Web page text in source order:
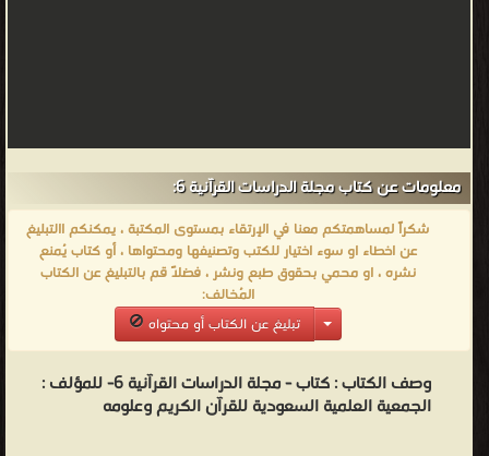
معلومات عن كتاب مجلة الدراسات القرآنية 6:
شكراً لمساهمتكم معنا في الإرتقاء بمستوى المكتبة ، يمكنكم االتبليغ
عن اخطاء او سوء اختيار للكتب وتصنيفها ومحتواها ، أو كتاب يُمنع
نشره ، او محمي بحقوق طبع ونشر ، فضلاً قم بالتبليغ عن الكتاب
المُخالف:
تبليغ عن الكتاب أو محتواه
وصف الكتاب : كتاب - مجلة الدراسات القرآنية 6- للمؤلف :
الجمعية العلمية السعودية للقرآن الكريم وعلومه